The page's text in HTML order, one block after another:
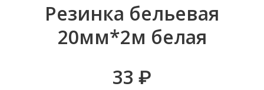
Резинка бельевая
20мм*2м белая
33 ₽